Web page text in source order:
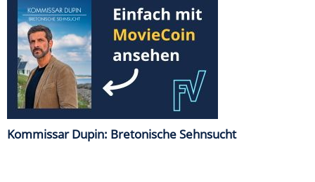
Kommissar Dupin: Bretonische Sehnsucht